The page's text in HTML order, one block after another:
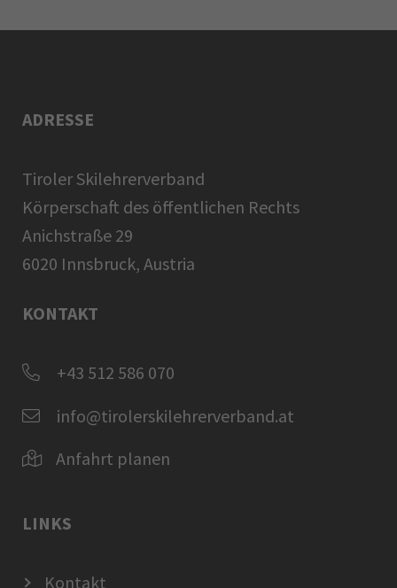
ADRESSE
Tiroler Skilehrerverband
Körperschaft des öffentlichen Rechts
Anichstraße 29
6020 Innsbruck, Austria
KONTAKT
+43 512 586 070
info@tirolerskilehrerverband.at
Anfahrt planen
LINKS
Kontakt